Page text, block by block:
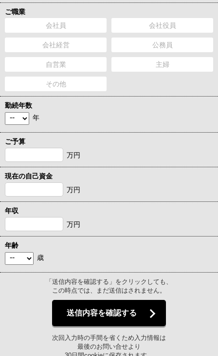
ご職業
会社員
会社役員
会社経営 公務員
自営業 主婦
その他
勤続年数
年
ご予算
万円
現在の自己資金
万円
年収
万円
年齢
歳
「送信内容を確認する」をクリックしても、
この時点では、まだ送信はされません。
送信内容を確認する
次回入力時の手間を省くため入力情報は
最後のお問い合せより